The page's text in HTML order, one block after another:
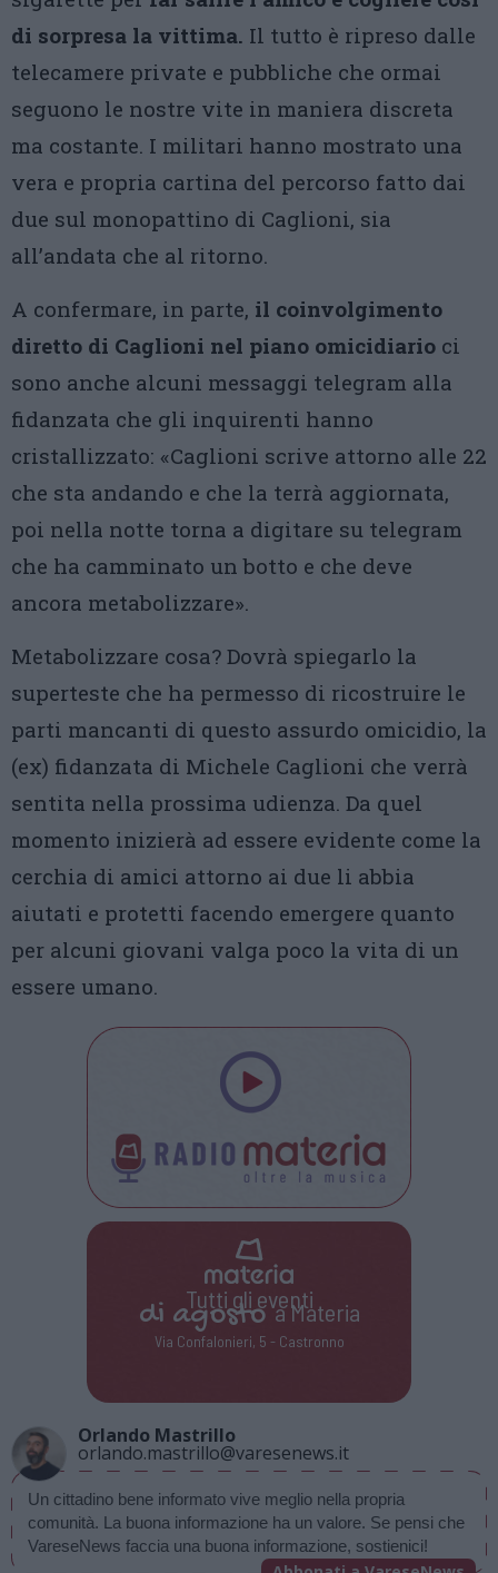
di sorpresa la vittima. Il tutto è ripreso dalle
telecamere private e pubbliche che ormai
seguono le nostre vite in maniera discreta
ma costante. I militari hanno mostrato una
vera e propria cartina del percorso fatto dai
due sul monopattino di Caglioni, sia
all’andata che al ritorno.
A confermare, in parte, il coinvolgimento
diretto di Caglioni nel piano omicidiario ci
sono anche alcuni messaggi telegram alla
fidanzata che gli inquirenti hanno
cristallizzato: «Caglioni scrive attorno alle 22
che sta andando e che la terrà aggiornata,
poi nella notte torna a digitare su telegram
che ha camminato un botto e che deve
ancora metabolizzare».
Metabolizzare cosa? Dovrà spiegarlo la
superteste che ha permesso di ricostruire le
parti mancanti di questo assurdo omicidio, la
(ex) fidanzata di Michele Caglioni che verrà
sentita nella prossima udienza. Da quel
momento inizierà ad essere evidente come la
cerchia di amici attorno ai due li abbia
aiutati e protetti facendo emergere quanto
per alcuni giovani valga poco la vita di un
essere umano.
Tutti gli eventi
di agostoa Materia
Via Confalonieri, 5 - Castronno
Orlando Mastrillo
orlando.mastrillo@varesenews.it
Un cittadino bene informato vive meglio nella propria
comunità. La buona informazione ha un valore. Se pensi che
VareseNews faccia una buona informazione, sostienici!